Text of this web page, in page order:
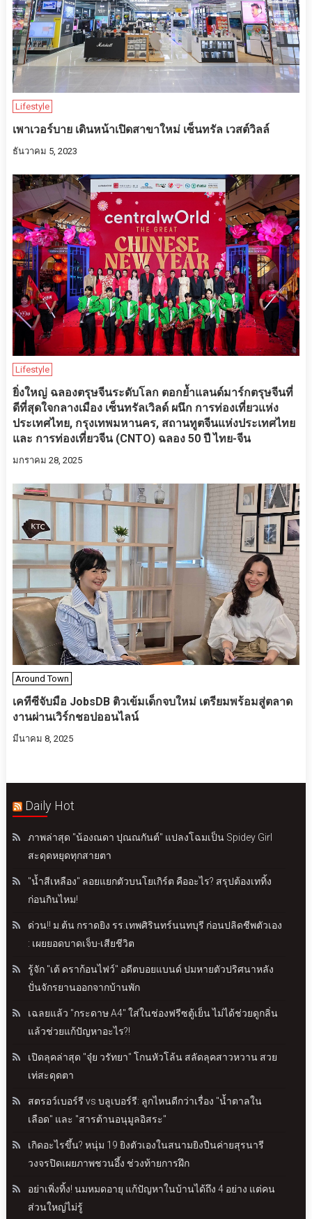
Lifestyle
เพาเวอร์บาย เดินหน้าเปิดสาขาใหม่ เซ็นทรัล เวสต์วิลล์
ธันวาคม 5, 2023
Lifestyle
ยิ่งใหญ่ ฉลองตรุษจีนระดับโลก ตอกย้ำแลนด์มาร์กตรุษจีนที่
ดีที่สุดใจกลางเมือง เซ็นทรัลเวิลด์ ผนึก การท่องเที่ยวแห่ง
ประเทศไทย, กรุงเทพมหานคร, สถานทูตจีนแห่งประเทศไทย
และ การท่องเที่ยวจีน (CNTO) ฉลอง 50 ปี ไทย-จีน
มกราคม 28, 2025
Around Town
เคทีซีจับมือ JobsDB ติวเข้มเด็กจบใหม่ เตรียมพร้อมสู่ตลาด
งานผ่านเวิร์กชอปออนไลน์
มีนาคม 8, 2025
Daily Hot
ภาพล่าสุด "น้องณดา ปุณณกันต์" แปลงโฉมเป็น Spidey Girl
สะดุดหยุดทุกสายตา
"น้ำสีเหลือง" ลอยแยกตัวบนโยเกิร์ต คืออะไร? สรุปต้องเททิ้ง
ก่อนกินไหม!
ด่วน!! ม.ต้น กราดยิง รร.เทพศิรินทร์นนทบุรี ก่อนปลิดชีพตัวเอง
: เผยยอดบาดเจ็บ-เสียชีวิต
รู้จัก "เต้ ดราก้อนไฟว์" อดีตบอยแบนด์ ปมหายตัวปริศนาหลัง
ปั่นจักรยานออกจากบ้านพัก
เฉลยแล้ว "กระดาษ A4" ใส่ในช่องฟรีซตู้เย็น ไม่ได้ช่วยดูกลิ่น
แล้วช่วยแก้ปัญหาอะไร?!
เปิดลุคล่าสุด "จุ๋ย วรัทยา" โกนหัวโล้น สลัดลุคสาวหวาน สวย
เท่สะดุดตา
สตรอว์เบอร์รี vs บลูเบอร์รี: ลูกไหนดีกว่าเรื่อง "น้ำตาลใน
เลือด" และ "สารต้านอนุมูลอิสระ"
เกิดอะไรขึ้น? หนุ่ม 19 ยิงตัวเองในสนามยิงปืนค่ายสุรนารี
วงจรปิดเผยภาพชวนอึ้ง ช่วงท้ายการฝึก
อย่าเพิ่งทิ้ง! นมหมดอายุ แก้ปัญหาในบ้านได้ถึง 4 อย่าง แต่คน
ส่วนใหญ่ไม่รู้